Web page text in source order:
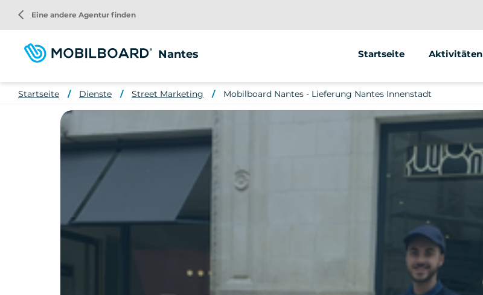
zum
Inhalt
Nantes Startseite Aktivitäten
Segway
Roller
arrow_back_ios Eine andere Agentur finden
Startseite Dienste Street Marketing Mobilboard Nantes - Lieferung Nantes Innenstadt